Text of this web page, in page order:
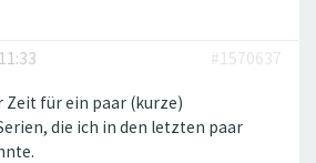
#1570637
Zeit für ein paar (kurze)
die ich in den letzten paar